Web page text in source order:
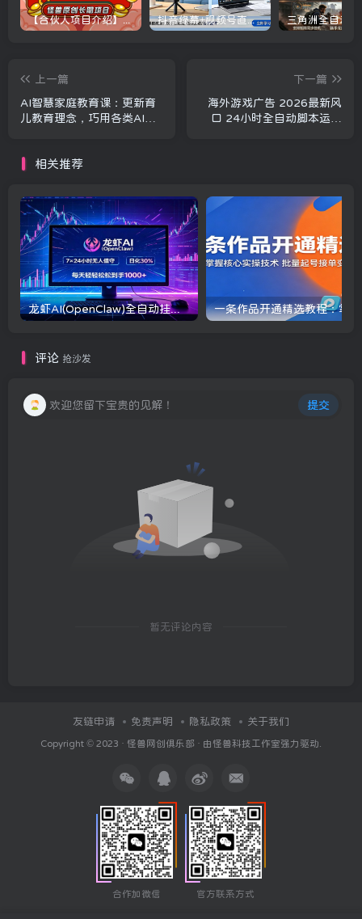
【合伙人项目介绍】打假维权项目介绍 抖音绿幕+视频号直播带货课：居家照着稿子念起号，手机电脑双场景搭建全流程
上一篇
AI智慧家庭教育课：更新育
儿教育理念，巧用各类AI工
下一篇
海外游戏广告 2026最新风
口 24小时全自动脚本运行
相关推荐
龙虾AI(OpenClaw)全自动挂机，智能操控电脑高效执行任务，每天轻松到手四位数
评论 抢沙发
欢迎您留下宝贵的见解！ 提交
暂无评论内容
友链申请 免责声明 隐私政策 关于我们
Copyright © 2023 · 怪兽网创俱乐部 · 由怪兽科技工作室强力驱动.
合作加微信 官方联系方式